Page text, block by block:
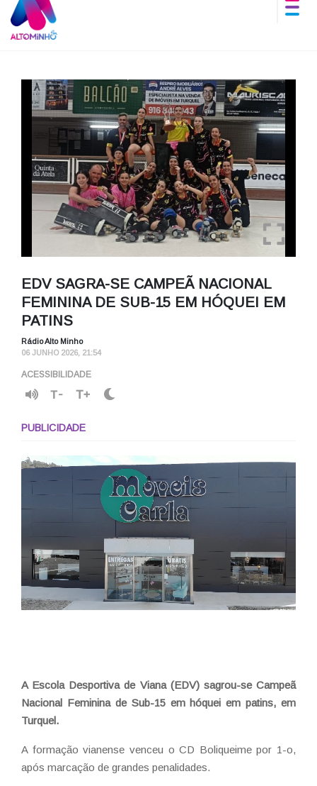
EDV SAGRA-SE CAMPEÃ NACIONAL
FEMININA DE SUB-15 EM HÓQUEI EM
PATINS
Rádio Alto Minho
06 JUNHO 2026, 21:54
ACESSIBILIDADE
T- T+
PUBLICIDADE
A Escola Desportiva de Viana (EDV) sagrou-se Campeã
Nacional Feminina de Sub-15 em hóquei em patins, em
Turquel.
A formação vianense venceu o CD Boliqueime por 1-o,
após marcação de grandes penalidades.